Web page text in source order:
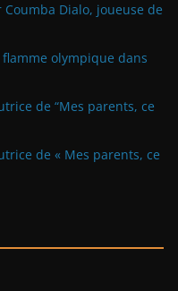
Dialo, joueuse de
olympique dans
de “Mes parents, ce
de « Mes parents, ce